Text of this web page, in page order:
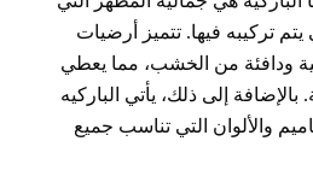
تركيبه فيها. تتميز أرضيات
ودافئة من الخشب، مما يعطي
إلى ذلك، يأتي الباركيه
والألوان التي تناسب جميع